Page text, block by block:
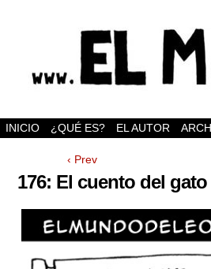
INICIO ¿QUÉ ES? EL AUTOR
‹ Prev
176: El cuento del